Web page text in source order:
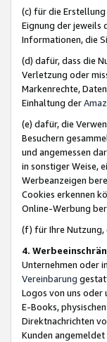
(c) für die
Eignung der jeweils
Informationen, die
(d) dafür, dass die
Verletzung oder
Markenrechte,
Einhaltung der
(e) dafür, die
Besuchern
und angemessen
in sonstiger Weise,
Werbeanzeigen
Cookies erkennen
Online-Werbung
(f) für Ihre Nutzung,
4.
Unternehmen oder
Vereinbarung
Logos von uns oder
E-Books,
Direktnachrichten
Kunden